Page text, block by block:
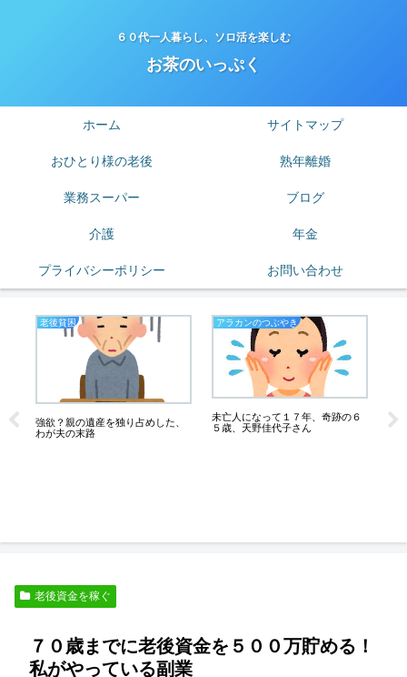
６０代一人暮らし、ソロ活を楽しむ
お茶のいっぷく
ホーム サイトマップ
おひとり様の老後 熟年離婚
業務スーパー ブログ
介護 年金
プライバシーポリシー お問い合わせ
老後貧困
強欲？親の遺産を独り占めした、
わが夫の末路
アラカンのつぶやき
未亡人になって１７年、奇跡の６
５歳、天野佳代子さん
６
老後資金を稼ぐ
７０歳までに老後資金を５００万貯める！
私がやっている副業